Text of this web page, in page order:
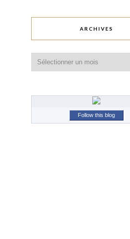
ARCHIVES
Follow this blog